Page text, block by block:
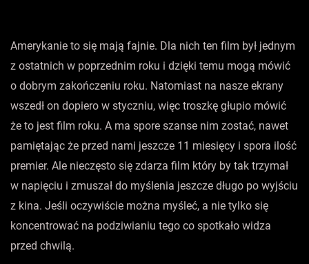
Amerykanie to się mają fajnie. Dla nich ten film był jednym
z ostatnich w poprzednim roku i dzięki temu mogą mówić
o dobrym zakończeniu roku. Natomiast na nasze ekrany
wszedł on dopiero w styczniu, więc troszkę głupio mówić
że to jest film roku. A ma spore szanse nim zostać, nawet
pamiętając że przed nami jeszcze 11 miesięcy i spora ilość
premier. Ale nieczęsto się zdarza film który by tak trzymał
w napięciu i zmuszał do myślenia jeszcze długo po wyjściu
z kina. Jeśli oczywiście można myśleć, a nie tylko się
koncentrować na podziwianiu tego co spotkało widza
przed chwilą.